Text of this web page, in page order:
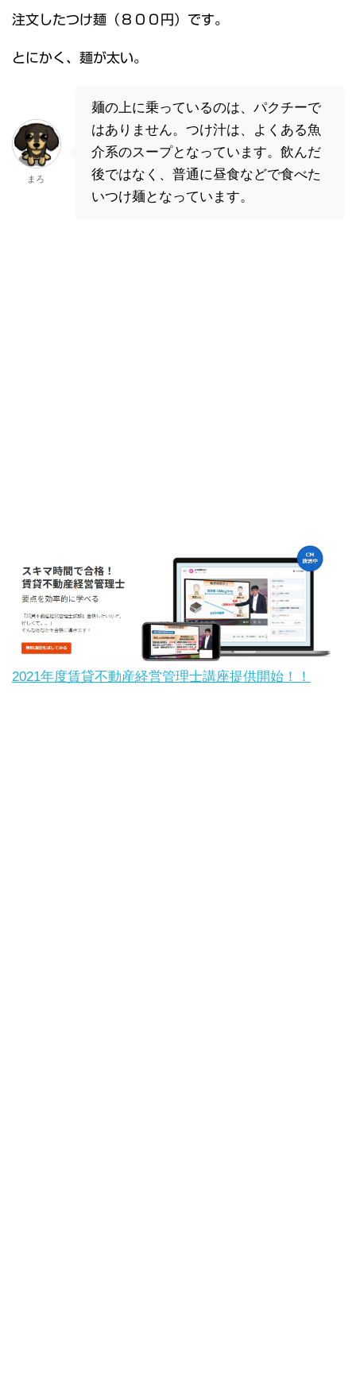
注文したつけ麺（８００円）です。
とにかく、麺が太い。
まろ
麺の上に乗っているのは、パクチーで
はありません。つけ汁は、よくある魚
介系のスープとなっています。飲んだ
後ではなく、普通に昼食などで食べた
いつけ麺となっています。
2021年度賃貸不動産経営管理士講座提供開始！！